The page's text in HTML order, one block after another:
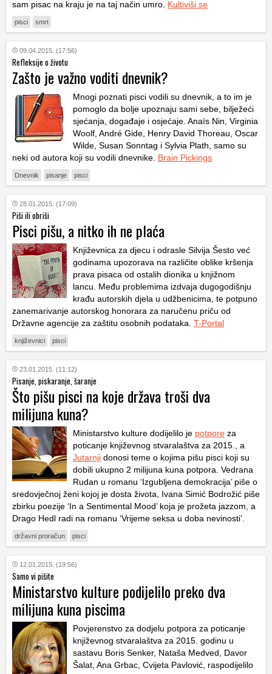
sam pisac na kraju je na taj način umro. Kultiviši se
pisci smrt
09.04.2015. (17:56)
Refleksije o životu
Zašto je važno voditi dnevnik?
Mnogi poznati pisci vodili su dnevnik, a to im je
pomoglo da bolje upoznaju sami sebe, bilježeći
sjećanja, događaje i osjećaje. Anaïs Nin, Virginia
Woolf, André Gide, Henry David Thoreau, Oscar
Wilde, Susan Sonntag i Sylvia Plath, samo su
neki od autora koji su vodili dnevnike. Brain Pickings
Dnevnik pisanje pisci
28.01.2015. (17:09)
Piši ili obriši
Pisci pišu, a nitko ih ne plaća
Književnica za djecu i odrasle Silvija Šesto već
godinama upozorava na različite oblike kršenja
prava pisaca od ostalih dionika u knjižnom
lancu. Među problemima izdvaja dugogodišnju
krađu autorskih djela u udžbenicima, te potpuno
zanemarivanje autorskog honorara za naručenu priču od
Državne agencije za zaštitu osobnih podataka. T-Portal
književnici pisci
23.01.2015. (11:12)
Pisanje, piskaranje, šaranje
Što pišu pisci na koje država troši dva
milijuna kuna?
Ministarstvo kulture dodijelilo je potpore za
poticanje književnog stvaralaštva za 2015., a
Jutarnji donosi teme o kojima pišu pisci koji su
dobili ukupno 2 milijuna kuna potpora. Vedrana
Rudan u romanu ‘Izgubljena demokracija’ piše o
sredovječnoj ženi kojoj je dosta života, Ivana Simić Bodrožić piše
zbirku poezije ‘In a Sentimental Mood’ koja je prožeta jazzom, a
Drago Hedl radi na romanu ‘Vrijeme seksa u doba nevinosti’.
državni proračun pisci
12.01.2015. (19:56)
Samo vi pišite
Ministarstvo kulture podijelilo preko dva
milijuna kuna piscima
Povjerenstvo za dodjelu potpora za poticanje
književnog stvaralaštva za 2015. godinu u
sastavu Boris Senker, Nataša Medved, Davor
Šalat, Ana Grbac, Cvijeta Pavlović, raspodijelilo